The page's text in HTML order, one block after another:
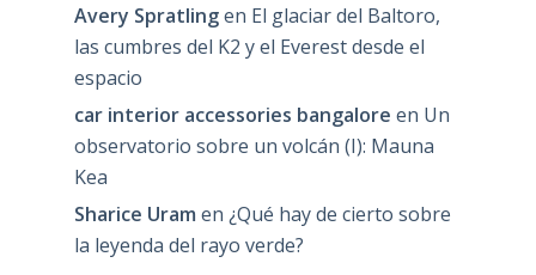
Avery Spratlingen El glaciar del Baltoro,
las cumbres del K2 y el Everest desde el
espacio
car interior accessories bangalore en Un
observatorio sobre un volcán (I): Mauna
Kea
Sharice Uram en ¿Qué hay de cierto sobre
la leyenda del rayo verde?